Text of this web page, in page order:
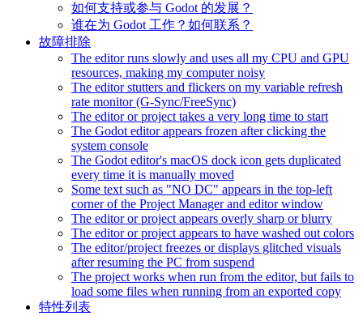
如何支持或参与 Godot 的发展？
谁在为 Godot 工作？如何联系？
故障排除
The editor runs slowly and uses all my CPU and GPU
resources, making my computer noisy
The editor stutters and flickers on my variable refresh
rate monitor (G-Sync/FreeSync)
The editor or project takes a very long time to start
The Godot editor appears frozen after clicking the
system console
The Godot editor's macOS dock icon gets duplicated
every time it is manually moved
Some text such as "NO DC" appears in the top-left
corner of the Project Manager and editor window
The editor or project appears overly sharp or blurry
The editor or project appears to have washed out colors
The editor/project freezes or displays glitched visuals
after resuming the PC from suspend
The project works when run from the editor, but fails to
load some files when running from an exported copy
特性列表